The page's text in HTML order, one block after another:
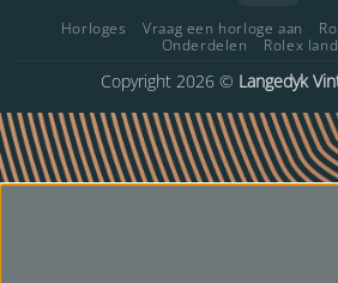
Horloges Vraag een horloge aan
Onderdelen
Rolex
Copyright 2026 © Langedyk